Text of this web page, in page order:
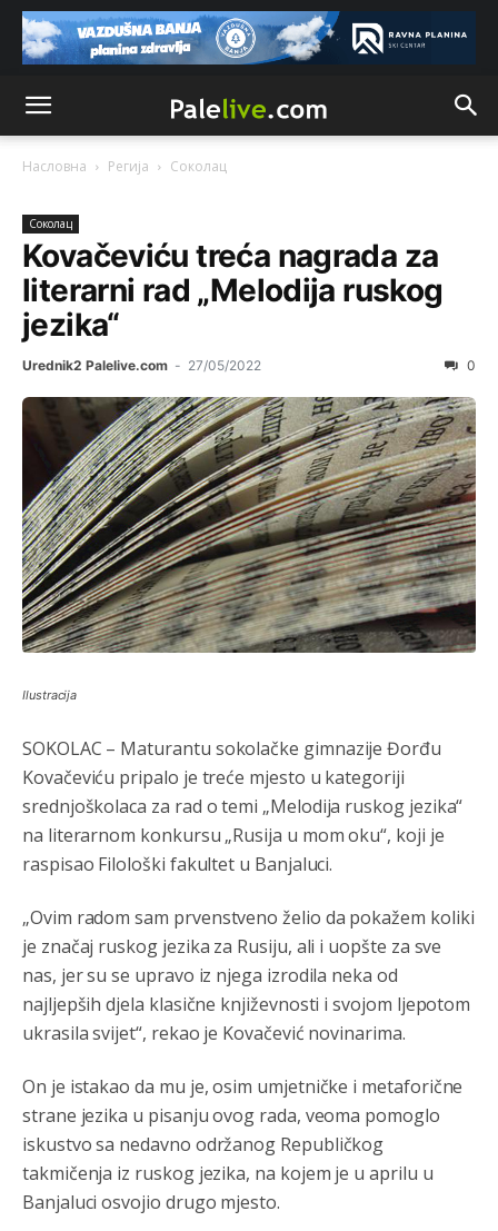
Насловна Регија Соколац
Соколац
Kovačeviću treća nagrada za
literarni rad „Melodija ruskog
jezika“
Urednik2 Palelive.com - 27/05/2022 0
Ilustracija
SOKOLAC – Maturantu sokolačke gimnazije Đorđu
Kovačeviću pripalo je treće mjesto u kategoriji
srednjoškolaca za rad o temi „Melodija ruskog jezika“
na literarnom konkursu „Rusija u mom oku“, koji je
raspisao Filološki fakultet u Banjaluci.
„Ovim radom sam prvenstveno želio da pokažem koliki
je značaj ruskog jezika za Rusiju, ali i uopšte za sve
nas, jer su se upravo iz njega izrodila neka od
najljepših djela klasične književnosti i svojom ljepotom
ukrasila svijet“, rekao je Kovačević novinarima.
On je istakao da mu je, osim umjetničke i metaforične
strane jezika u pisanju ovog rada, veoma pomoglo
iskustvo sa nedavno održanog Republičkog
takmičenja iz ruskog jezika, na kojem je u aprilu u
Banjaluci osvojio drugo mjesto.
Анонимно2807791 8/6/2026 11:39
БиХ није гласала да је тзв.Косово држава. Лупаш ко к у
Анонимно2807895 8/6/2026 12:16
Dobro zboris 791,ovaj721 dok nije bilo interneta,samo
mu je porodica znala da je glup!
Анонимно2807895 8/6/2026 12:18
Drzi pod kontrolom tri stvari jezik,karakter i
ponasanje...Uzivotu brani tri stvari:cast,prijatelja i
slabije.Izzivota iskljuci tri stvari uvredu,neznanje i
zavist.Sve
dok si ziv gaji tri stvari dobrotu,pamet i
prijateljstvo!!
Анонимно2806721 8/6/2026 12:39